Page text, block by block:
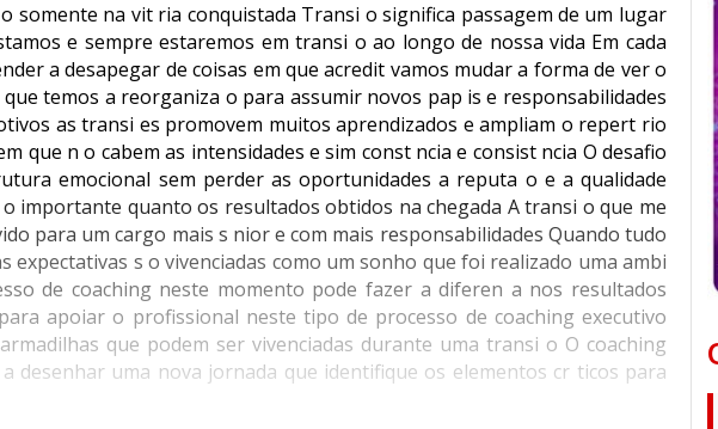
somente na vit ria conquistada Transi o significa passagem de um lugar
e sempre estaremos em transi o ao longo de nossa vida Em cada
a desapegar de coisas em que acredit vamos mudar a forma de ver o
temos a reorganiza o para assumir novos pap is e responsabilidades
as transi es promovem muitos aprendizados e ampliam o repert rio
que n o cabem as intensidades e sim const ncia e consist ncia O desafio
emocional sem perder as oportunidades a reputa o e a qualidade
importante quanto os resultados obtidos na chegada A transi o que me
para um cargo mais s nior e com mais responsabilidades Quando tudo
s o vivenciadas como um sonho que foi realizado uma ambi
de coaching neste momento pode fazer a diferen a nos resultados
apoiar o profissional neste tipo de processo de coaching executivo
que podem ser vivenciadas durante uma transi o O coaching
desenhar uma nova jornada que identifique os elementos cr ticos para